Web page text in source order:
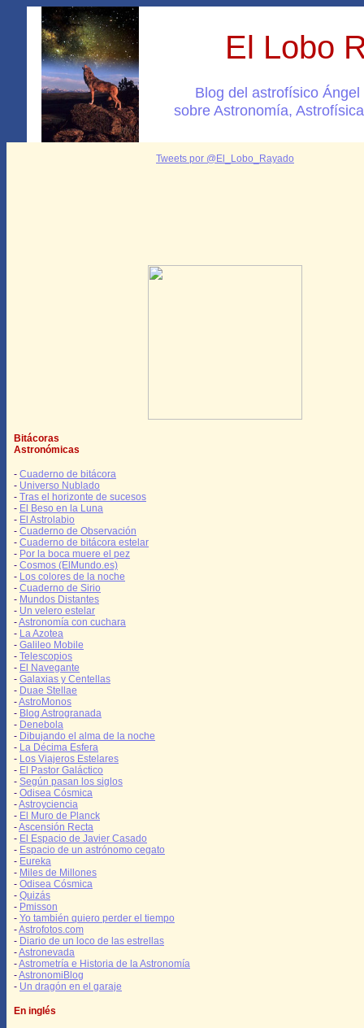
El Lobo
Blog del astrofísico
sobre Astronomía,
Tweets por @El_Lobo_Rayado
Bitácoras
Astronómicas
- Cuaderno de bitácora
- Universo Nublado
- Tras el horizonte de sucesos
- El Beso en la Luna
- El Astrolabio
- Cuaderno de Observación
- Cuaderno de bitácora estelar
- Por la boca muere el pez
- Cosmos (ElMundo.es)
- Los colores de la noche
- Cuaderno de Sirio
- Mundos Distantes
- Un velero estelar
-Astronomía con cuchara
- La Azotea
- Galileo Mobile
- Telescopios
- El Navegante
- Galaxias y Centellas
- Duae Stellae
-AstroMonos
- Blog Astrogranada
- Denebola
- Dibujando el alma de la noche
- La Décima Esfera
- Los Viajeros Estelares
- El Pastor Galáctico
- Según pasan los siglos
- Odisea Cósmica
-Astroyciencia
- El Muro de Planck
-Ascensión Recta
- El Espacio de Javier Casado
- Espacio de un astrónomo cegato
- Eureka
- Miles de Millones
- Odisea Cósmica
- Quizás
- Pmisson
- Yo también quiero perder el tiempo
-Astrofotos.com
- Diario de un loco de las estrellas
-Astronevada
-Astrometría e Historia de la Astronomía
-AstronomiBlog
- Un dragón en el garaje
En inglés